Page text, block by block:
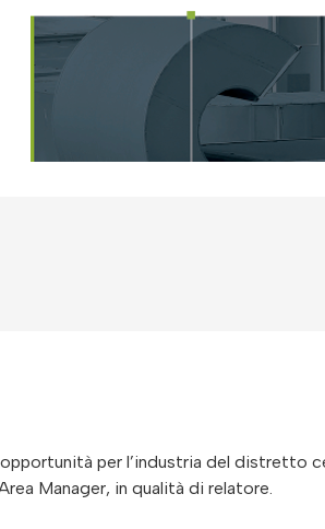
per l’industria del distretto
Manager, in qualità di relatore.